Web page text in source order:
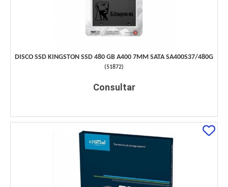
DISCO SSD KINGSTON SSD 480 GB A400 7MM SATA SA400S37/480G
(51872)
Consultar